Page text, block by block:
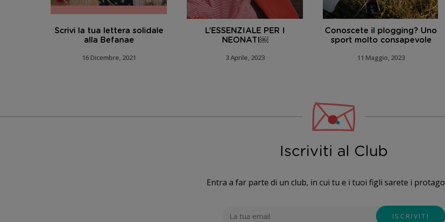
Scrivi la tua lettera solidale
alla Befanae
16 Dicembre, 2021
L’ESSENZIALE PER I
NEONATI￼
3 Aprile, 2023
Conoscete il plogging? Uno
sport molto consapevole
11 Maggio, 2023
Iscriviti al Club
Entra a far parte di un club, in cui tu e i tuoi figli sarete i